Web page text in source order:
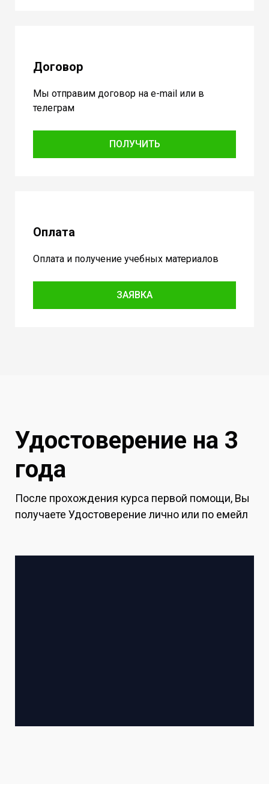
Договор
Мы отправим договор на e-mail или в
телеграм
ПОЛУЧИТЬ
Оплата
Оплата и получение учебных материалов
ЗАЯВКА
Удостоверение на 3
года
После прохождения курса первой помощи, Вы
получаете Удостоверение лично или по емейл